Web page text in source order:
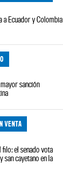
a Ecuador y Colombia
sanción
VENTA
filo: el senado vota
san cayetano en la